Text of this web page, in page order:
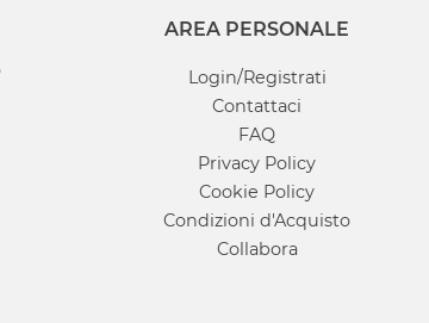
AREA PERSONALE
Login/Registrati
Contattaci
FAQ
Privacy Policy
Cookie Policy
Condizioni d'Acquisto
Collabora